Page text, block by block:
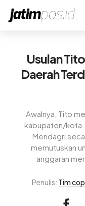
Usulan
Daerah
Awalnya, Tito
kabupaten/kota.
Mendagri
memutuskan
anggaran
Penulis: Tim